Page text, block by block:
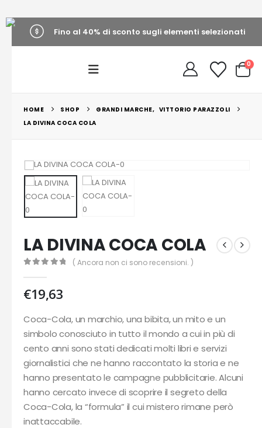
Fino al 40% di sconto sugli elementi selezionati
0
HOME SHOP GRANDI MARCHE, VITTORIO PARAZZOLI
LA DIVINA COCA COLA
LA DIVINA COCA COLA
( Ancora non ci sono recensioni. )
€19,63
Coca-Cola, un marchio, una bibita, un mito e un
simbolo conosciuto in tutto il mondo a cui in più di
cento anni sono stati dedicati molti libri e servizi
giornalistici che ne hanno raccontato la storia e ne
hanno presentato le campagne pubblicitarie. Alcuni
hanno cercato invece di scoprire il segreto della
Coca-Cola, la “formula” il cui mistero rimane però
inattaccabile.